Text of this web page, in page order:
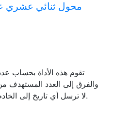
محول ثنائي
تقوم هذه الأداة بحساب
والفرق إلى العدد المستهدف
لا ترسل أي تاريخ إلى الخادم، مما يجعلها آمنة للاستخدام.